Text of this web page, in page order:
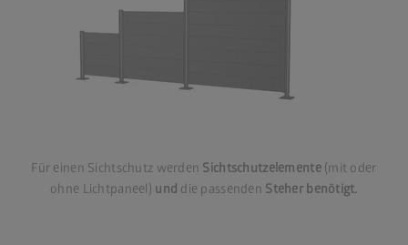
Für einen Sichtschutz werden Sichtschutzelemente (mit oder
ohne Lichtpaneel) und die passenden Steher benötigt.